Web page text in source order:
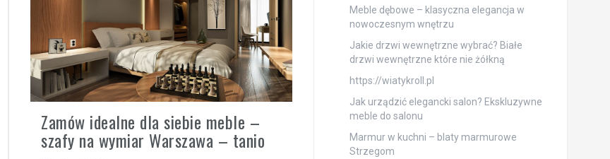
Zamów idealne dla siebie meble –
szafy na wymiar Warszawa – tanio
Meble dębowe – klasyczna elegancja w
nowoczesnym wnętrzu
Jakie drzwi wewnętrzne wybrać? Białe
drzwi wewnętrzne które nie żółkną
https://wiatykroll.pl
Jak urządzić elegancki salon? Ekskluzywne
meble do salonu
Marmur w kuchni – blaty marmurowe
Strzegom